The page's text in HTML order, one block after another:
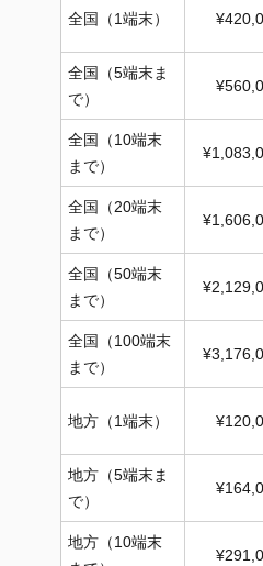
全国（1端末）
全国（5端末ま
で）
全国（10端末
まで）
全国（20端末
まで）
全国（50端末
まで）
全国（100端末
まで）
地方（1端末）
地方（5端末ま
で）
地方（10端末